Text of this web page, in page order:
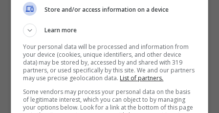
Store and/or access information on a device
Learn more
Your personal data will be processed and information from
your device (cookies, unique identifiers, and other device
data) may be stored by, accessed by and shared with 319
partners, or used specifically by this site. We and our partners
may use precise geolocation data. List of partners.
Some vendors may process your personal data on the basis
of legitimate interest, which you can object to by managing
your options below. Look for a link at the bottom of this page